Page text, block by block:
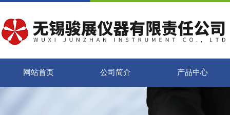
网站首页 公司简介 产品中心